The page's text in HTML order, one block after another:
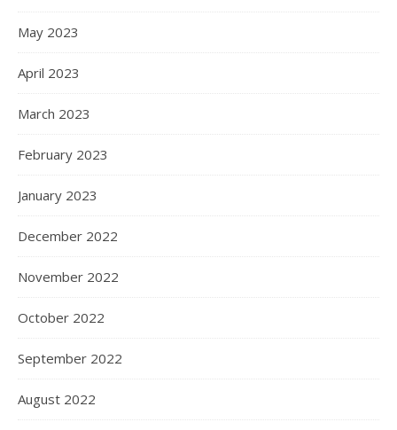
May 2023
April 2023
March 2023
February 2023
January 2023
December 2022
November 2022
October 2022
September 2022
August 2022